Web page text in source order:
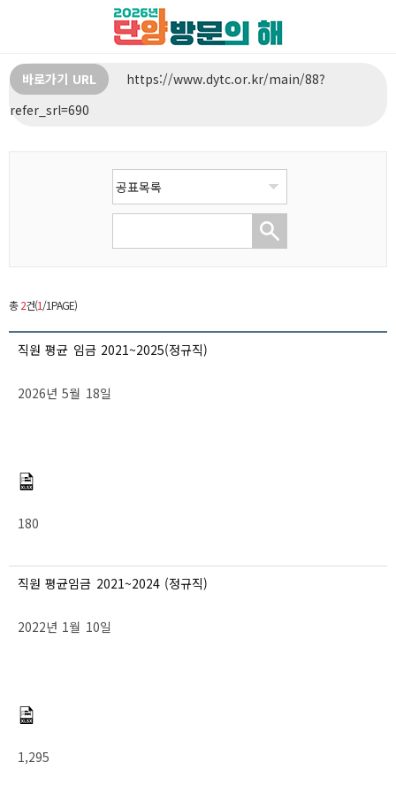
바로가기 URL
https://www.dytc.or.kr/main/88?
refer_srl=690
총2건(1/1PAGE)
직원 평균 임금 2021~2025(정규직)
2026년 5월 18일
180
직원 평균임금 2021~2024 (정규직)
2022년 1월 10일
1,295